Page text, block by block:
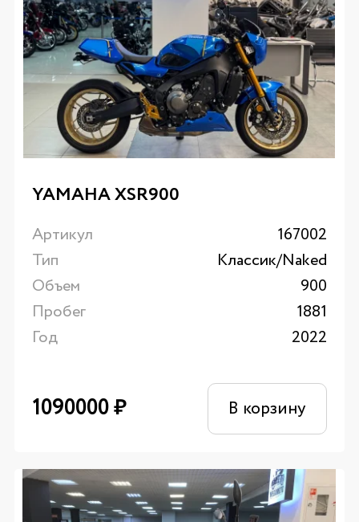
YAMAHA XSR900
Артикул
167002
Тип
Классик/Naked
Объем
900
Пробег
1881
Год
2022
1090000₽ В корзину